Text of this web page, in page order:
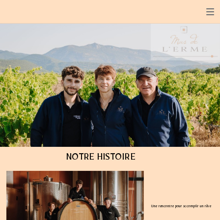
1
Une rencontre pour accomplir un rêve
NOTRE HISTOIRE